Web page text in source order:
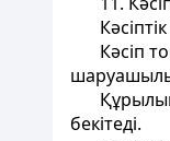
Кәсiп
бекiтеді.